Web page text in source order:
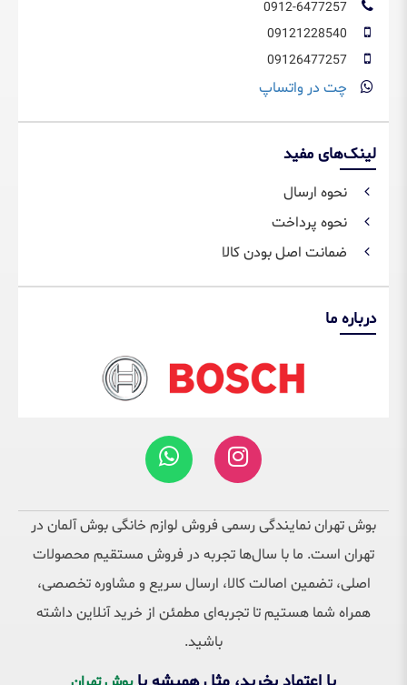
چت در واتساپ
لینک‌های مفید
نحوه ارسال
نحوه پرداخت
ضمانت اصل بودن کالا
درباره ما
بوش تهران نمایندگی رسمی فروش لوازم خانگی بوش آلمان در
تهران است. ما با سال‌ها تجربه در فروش مستقیم محصولات
اصلی، تضمین اصالت کالا، ارسال سریع و مشاوره تخصصی،
همراه شما هستیم تا تجربه‌ای مطمئن از خرید آنلاین داشته
باشید.